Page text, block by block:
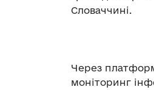
Словаччині.
Через
моніторинг